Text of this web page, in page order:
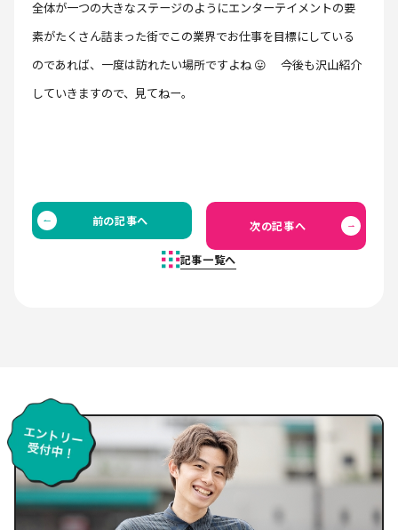
全体が一つの大きなステージのようにエンターテイメントの要
素がたくさん詰まった街でこの業界でお仕事を目標にしている
のであれば、一度は訪れたい場所ですよね 😛 今後も沢山紹介
していきますので、見てねー。
前の記事へ
記事一覧へ
次の記事へ